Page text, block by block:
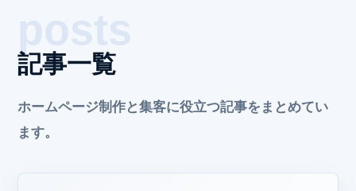
記事一覧
ホームページ制作と集客に役立つ記事をまとめてい
ます。